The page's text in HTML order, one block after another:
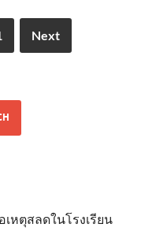
Next
หตุสลดในโรงเรียน